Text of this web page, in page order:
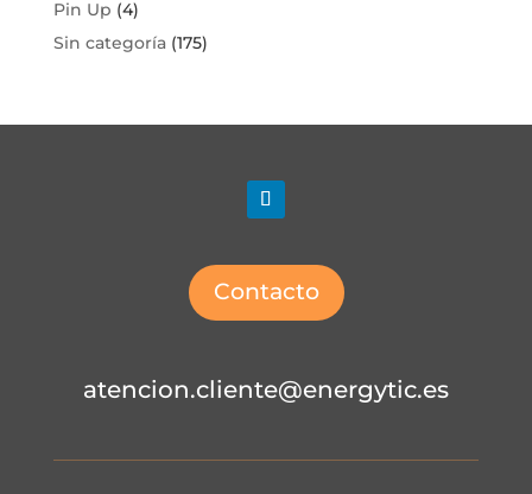
Pin Up (4)
Sin categoría(175)
Contacto
atencion.cliente@energytic.es